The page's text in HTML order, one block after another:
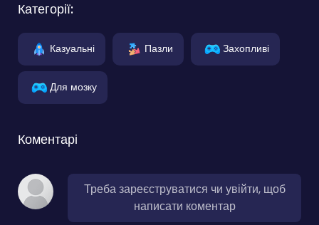
Категорії:
Казуальні Пазли Захопливі
Для мозку
Коментарі
Треба зареєструватися чи увійти, щоб
написати коментар